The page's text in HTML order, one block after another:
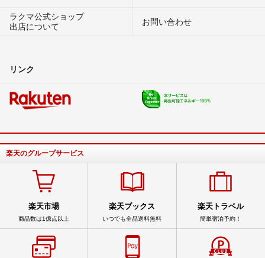
ラクマ公式ショップ
出店について
お問い合わせ
リンク
楽天のグループサービス
楽天市場
商品数は1億点以上
楽天ブックス
いつでも全品送料無料
楽天トラベル
簡単宿泊予約！